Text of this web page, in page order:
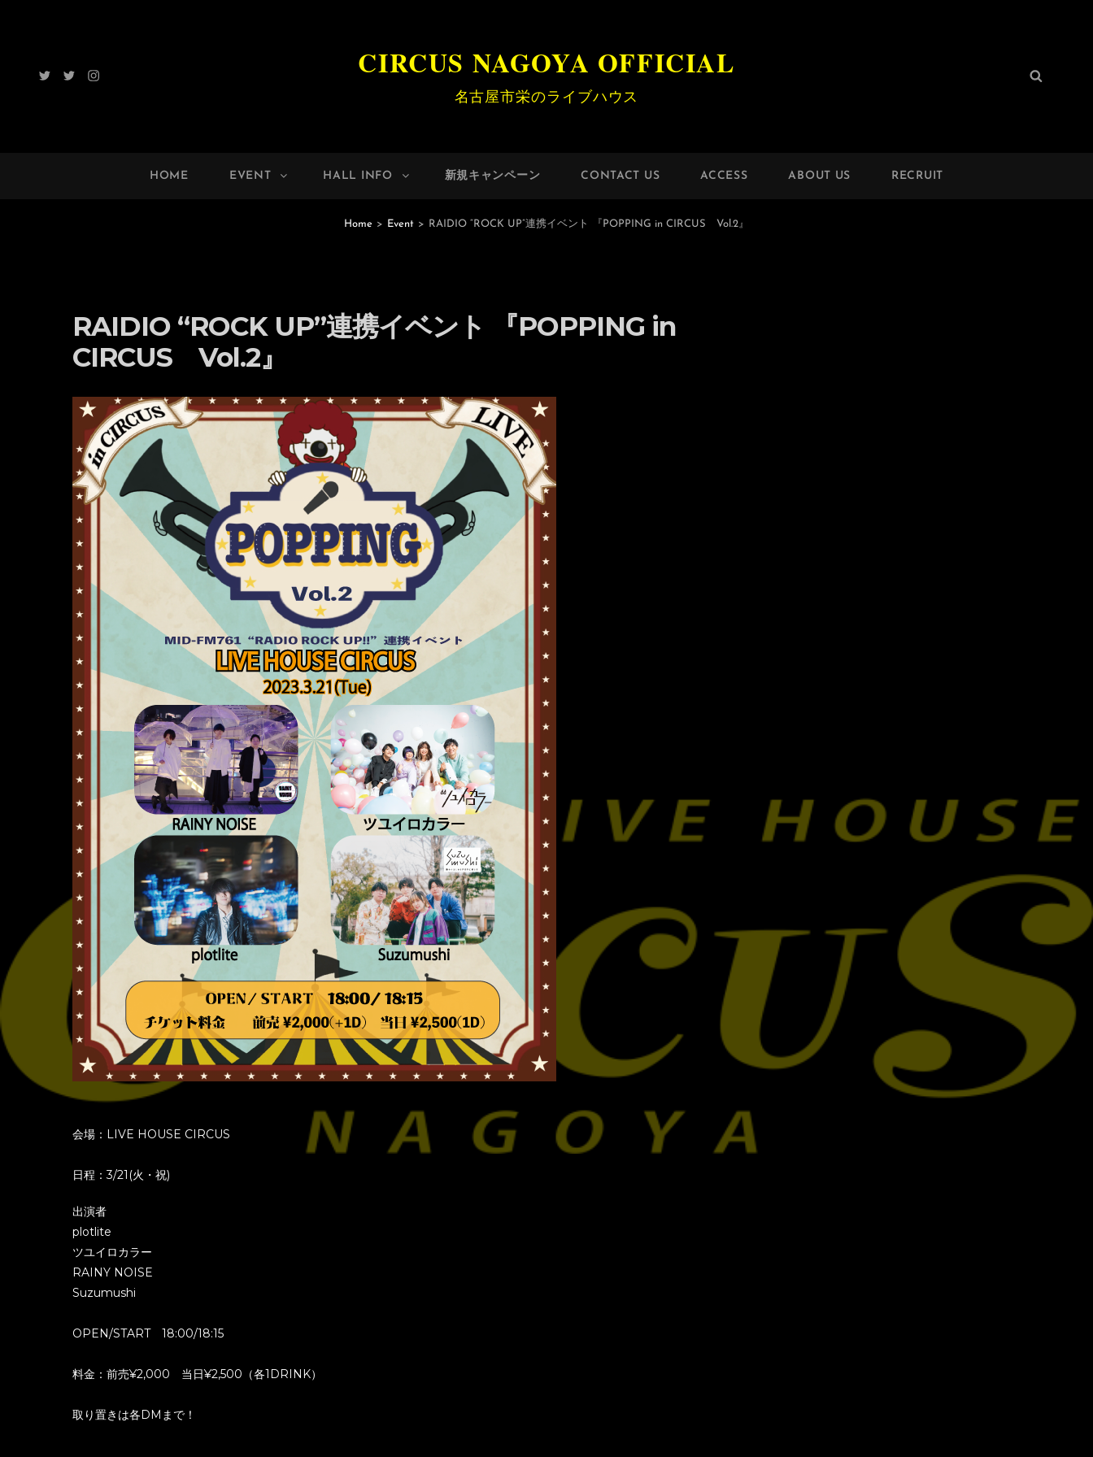
TwitterRadioInstagram CIRCUS NAGOYA OFFICIAL
名古屋市栄のライブハウス
検
HOME EVENT HALL INFO 新規キャンペーン CONTACT US ACCESS ABOUT US RECRUIT
Home > Event > RAIDIO “ROCK UP”連携イベント 『POPPING in CIRCUS Vol.2』
RAIDIO “ROCK UP”連携イベント 『POPPING in
CIRCUS Vol.2』
会場：LIVE HOUSE CIRCUS
日程：3/21(火・祝)
出演者
plotlite
ツユイロカラー
RAINY NOISE
Suzumushi
OPEN/START 18:00/18:15
料金：前売¥2,000 当日¥2,500（各1DRINK）
取り置きは各DMまで！